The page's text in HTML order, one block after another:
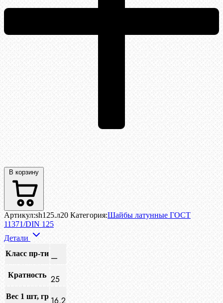
В корзину
Артикул:sh125.л20 Категория:Шайбы латунные ГОСТ
11371/DIN 125
Детали
Класс пр-ти —
Кратность 25
Вес 1 шт, гр